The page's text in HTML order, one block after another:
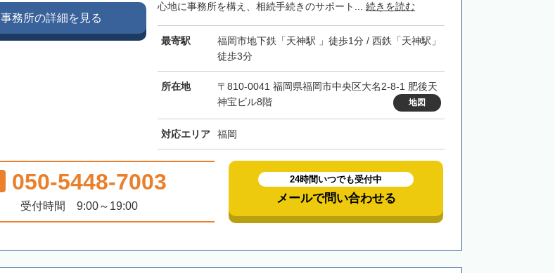
心地に事務所を構え、相続手続きのサポート... 続きを読む
最寄駅
福岡市地下鉄「天神駅 」徒歩1分 / 西鉄「天神駅」
徒歩3分
所在地
〒810-0041 福岡県福岡市中央区大名2-8-1 肥後天
神宝ビル8階
地図
対応エリア 福岡
事務所の詳細を見る
050-5448-7003
受付時間 9:00～19:00
24時間いつでも受付中
メールで問い合わせる